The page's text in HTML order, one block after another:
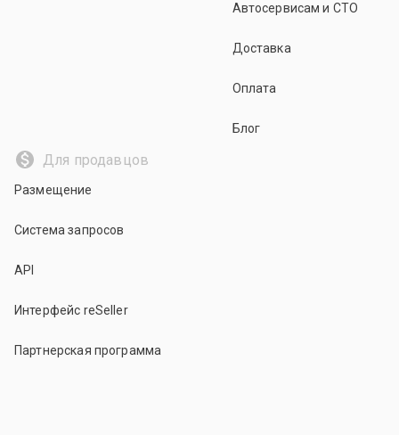
Автосервисам и СТО
Доставка
Оплата
Блог
Для продавцов
Размещение
Система запросов
API
Интерфейс reSeller
Партнерская программа